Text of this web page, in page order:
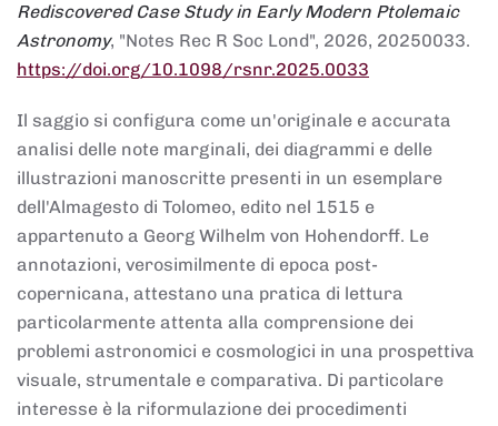
Rediscovered Case Study in Early Modern Ptolemaic
Astronomy, "Notes Rec R Soc Lond", 2026, 20250033.
https://doi.org/10.1098/rsnr.2025.0033
Il saggio si configura come un'originale e accurata
analisi delle note marginali, dei diagrammi e delle
illustrazioni manoscritte presenti in un esemplare
dell'Almagesto di Tolomeo, edito nel 1515 e
appartenuto a Georg Wilhelm von Hohendorff. Le
annotazioni, verosimilmente di epoca post-
copernicana, attestano una pratica di lettura
particolarmente attenta alla comprensione dei
problemi astronomici e cosmologici in una prospettiva
visuale, strumentale e comparativa. Di particolare
interesse è la riformulazione dei procedimenti